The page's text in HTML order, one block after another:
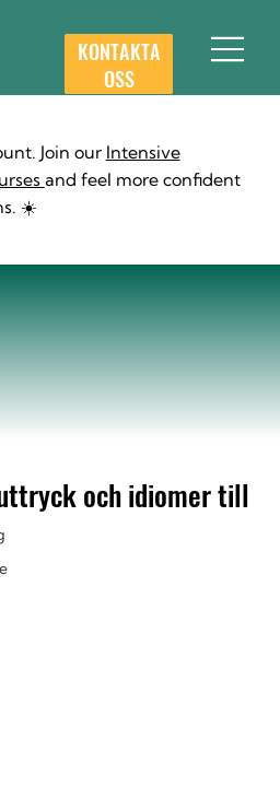
KONTAKTA
OSS
Join our Intensive
and feel more confident
☀️
och idiomer till